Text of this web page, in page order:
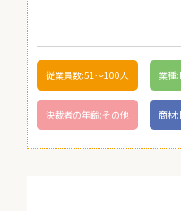
従業員数:51〜100人 業種
決裁者の年齢:その他 商材